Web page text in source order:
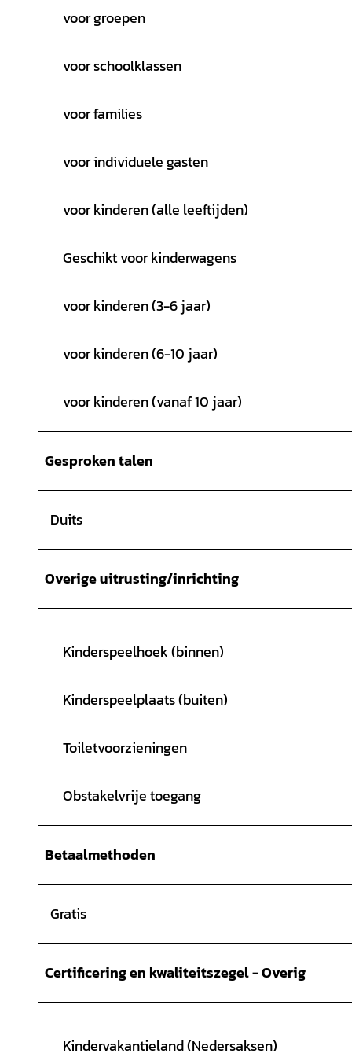
voor groepen
voor schoolklassen
voor families
voor individuele gasten
voor kinderen (alle leeftijden)
Geschikt voor kinderwagens
voor kinderen (3-6 jaar)
voor kinderen (6-10 jaar)
voor kinderen (vanaf 10 jaar)
Gesproken talen
Duits
Overige uitrusting/inrichting
Kinderspeelhoek (binnen)
Kinderspeelplaats (buiten)
Toiletvoorzieningen
Obstakelvrije toegang
Betaalmethoden
Gratis
Certificering en kwaliteitszegel - Overig
Kindervakantieland (Nedersaksen)